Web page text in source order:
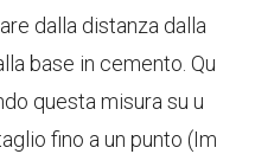
dalla distanza dalla
base in cemento. Qu
questa misura su u
fino a un punto (Im